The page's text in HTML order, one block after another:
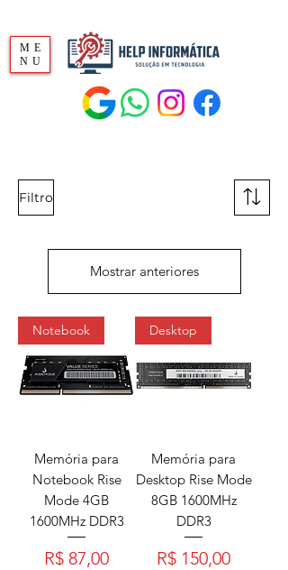
ME
NU
Filtro
Mostrar anteriores
Notebook
Memória para
Notebook Rise
Mode 4GB
1600MHz DDR3
Preço
R$ 87,00
Desktop
Memória para
Desktop Rise Mode
8GB 1600MHz
DDR3
Preço
R$ 150,00